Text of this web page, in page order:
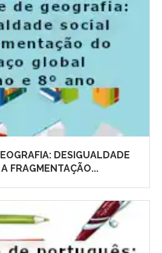
DESIGUALDADE
FRAGMENTAÇÃO...